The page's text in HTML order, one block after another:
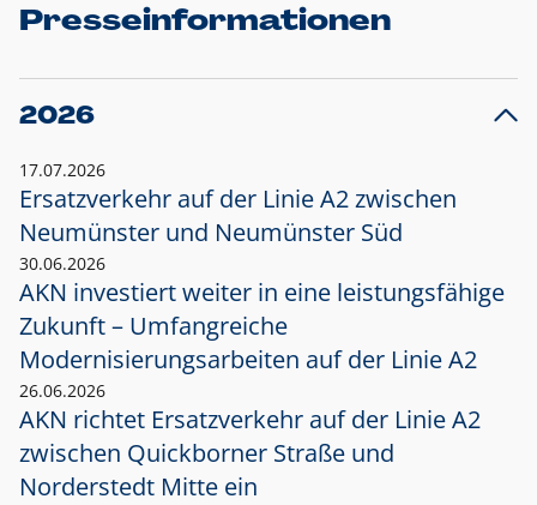
Presseinformationen
2026
17.07.2026
Ersatzverkehr auf der Linie A2 zwischen
Neumünster und Neumünster Süd
30.06.2026
AKN investiert weiter in eine leistungsfähige
Zukunft – Umfangreiche
Modernisierungsarbeiten auf der Linie A2
26.06.2026
AKN richtet Ersatzverkehr auf der Linie A2
zwischen Quickborner Straße und
Norderstedt Mitte ein